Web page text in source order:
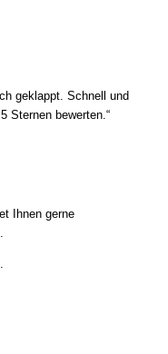
geklappt. Schnell und
Sternen bewerten.“
Ihnen gerne